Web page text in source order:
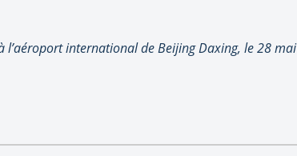
l’aéroport international de Beijing Daxing, le 28 mai